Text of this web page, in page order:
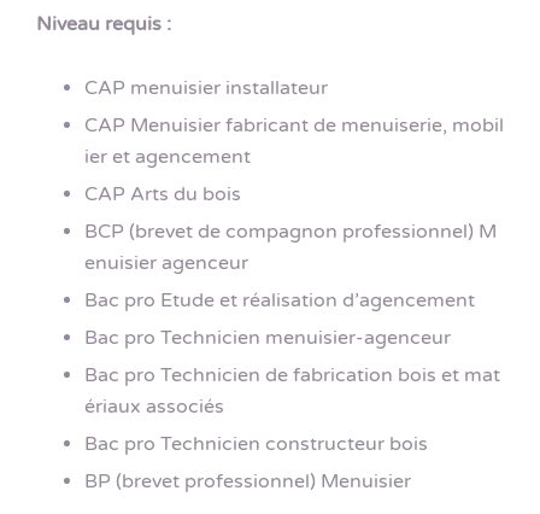
Niveau requis :
CAP menuisier installateur
CAP Menuisier fabricant de menuiserie, mobil
ier et agencement
CAP Arts du bois
BCP (brevet de compagnon professionnel) M
enuisier agenceur
Bac pro Etude et réalisation d’agencement
Bac pro Technicien menuisier-agenceur
Bac pro Technicien de fabrication bois et mat
ériaux associés
Bac pro Technicien constructeur bois
BP (brevet professionnel) Menuisier